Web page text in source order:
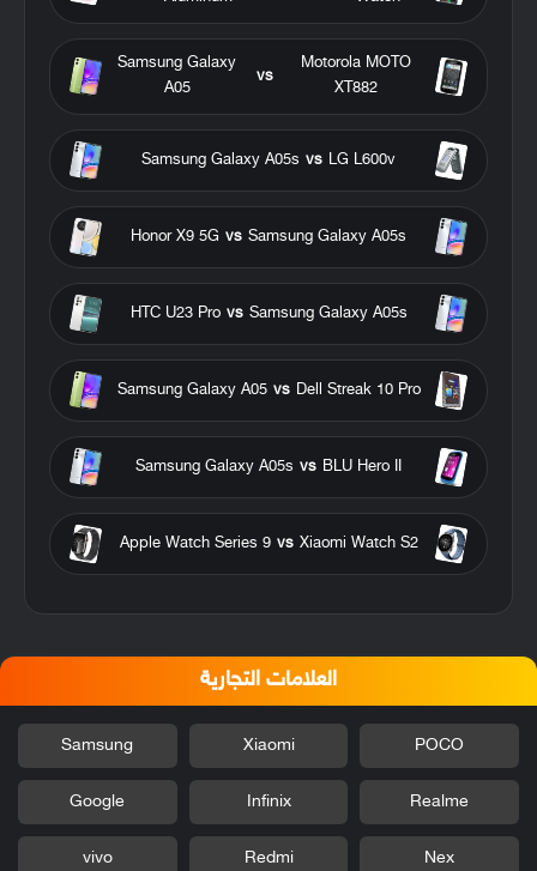
Motorola MOTO
XT882
vs
Samsung Galaxy
A05
LG L600v
vs
Samsung Galaxy A05s
Samsung Galaxy A05s
vs
Honor X9 5G
Samsung Galaxy A05s
vs
HTC U23 Pro
Dell Streak 10 Pro
vs
Samsung Galaxy A05
BLU Hero II
vs
Samsung Galaxy A05s
Xiaomi Watch S2
vs
Apple Watch Series 9
العلامات التجارية
POCO
Xiaomi
Samsung
Realme
Infinix
Google
Nex
Redmi
vivo